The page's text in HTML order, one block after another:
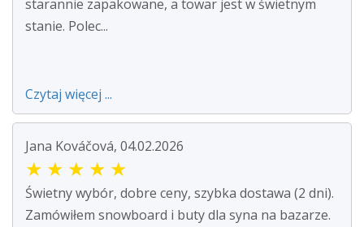
starannie zapakowane, a towar jest w świetnym
stanie. Polec...
Czytaj więcej ...
Jana Kováčová, 04.02.2026
★ ★ ★ ★ ★
Świetny wybór, dobre ceny, szybka dostawa (2 dni).
Zamówiłem snowboard i buty dla syna na bazarze.